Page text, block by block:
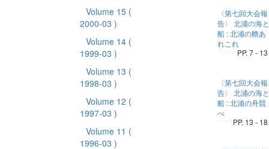
Volume 15 (
2000-03 )
Volume 14 (
1999-03 )
Volume 13 (
1998-03 )
Volume 12 (
1997-03 )
Volume 11 (
1996-03 )
〈第七回大会報
告〉 北浦の海と
船 : 北浦の艪あ
れこれ
PP. 7 - 13
〈第七回大会報
告〉 北浦の海と
船 : 北浦の舟競
べ
PP. 13 - 18